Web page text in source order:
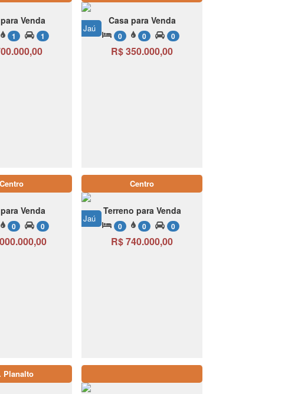
Venda
1 1
Jaú
Casa para Venda
0 0 0
R$ 350.000,00
Centro
Venda
0 0
Centro
Jaú
Terreno para Venda
0 0 0
R$ 740.000,00
Planalto